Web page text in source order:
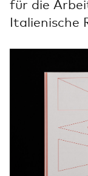
für die
Italienische